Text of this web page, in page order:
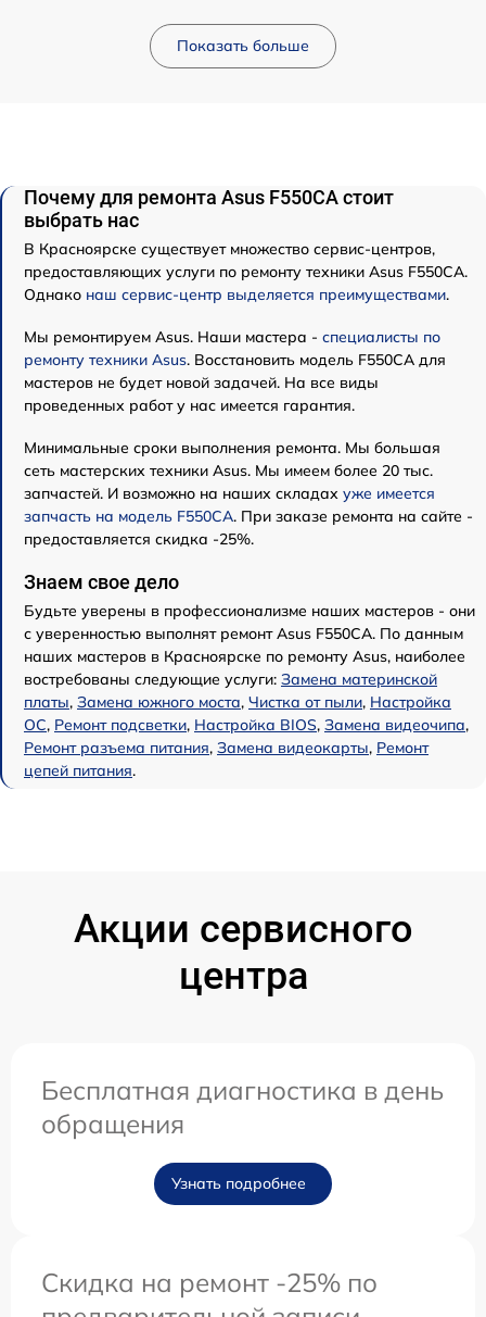
Показать больше
Почему для ремонта Asus F550CA стоит
выбрать нас
В Красноярске существует множество сервис-центров,
предоставляющих услуги по ремонту техники Asus F550CA.
Однако наш сервис-центр выделяется преимуществами.
Мы ремонтируем Asus. Наши мастера - специалисты по
ремонту техники Asus. Восстановить модель F550CA для
мастеров не будет новой задачей. На все виды
проведенных работ у нас имеется гарантия.
Минимальные сроки выполнения ремонта. Мы большая
сеть мастерских техники Asus. Мы имеем более 20 тыс.
запчастей. И возможно на наших складах уже имеется
запчасть на модель F550CA. При заказе ремонта на сайте -
предоставляется скидка -25%.
Знаем свое дело
Будьте уверены в профессионализме наших мастеров - они
с уверенностью выполнят ремонт Asus F550CA. По данным
наших мастеров в Красноярске по ремонту Asus, наиболее
востребованы следующие услуги: Замена материнской
платы, Замена южного моста, Чистка от пыли, Настройка
ОС, Ремонт подсветки, Настройка BIOS, Замена видеочипа,
Ремонт разъема питания, Замена видеокарты, Ремонт
цепей питания.
Акции сервисного
центра
Бесплатная диагностика в день
обращения
Узнать подробнее
Скидка на ремонт -25% по